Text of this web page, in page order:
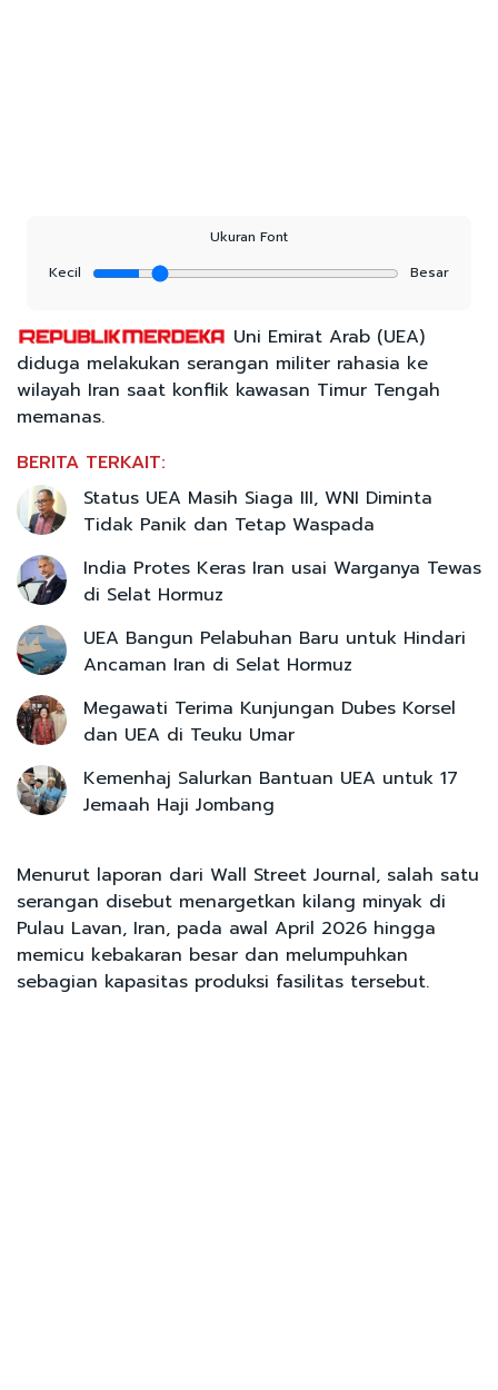
Ukuran Font
Kecil
Besar
Uni Emirat Arab (UEA)
diduga melakukan serangan militer rahasia ke
wilayah Iran saat konflik kawasan Timur Tengah
memanas.
BERITA TERKAIT:
Status UEA Masih Siaga III, WNI Diminta
Tidak Panik dan Tetap Waspada
India Protes Keras Iran usai Warganya Tewas
di Selat Hormuz
UEA Bangun Pelabuhan Baru untuk Hindari
Ancaman Iran di Selat Hormuz
Megawati Terima Kunjungan Dubes Korsel
dan UEA di Teuku Umar
Kemenhaj Salurkan Bantuan UEA untuk 17
Jemaah Haji Jombang
Menurut laporan dari Wall Street Journal, salah satu
serangan disebut menargetkan kilang minyak di
Pulau Lavan, Iran, pada awal April 2026 hingga
memicu kebakaran besar dan melumpuhkan
sebagian kapasitas produksi fasilitas tersebut.